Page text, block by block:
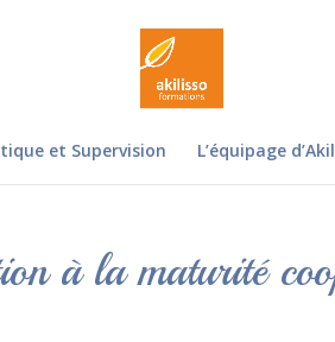
et Supervision L’équipage
à la maturité